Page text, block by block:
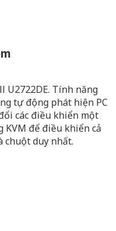
U2722DE. Tính năng
tự động phát hiện PC
các điều khiển một
KVM để điều khiển cả
chuộtduy nhất.